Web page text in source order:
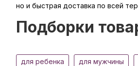
но и быстрая доставка по всей
Подборки
для ребенка для мужчины